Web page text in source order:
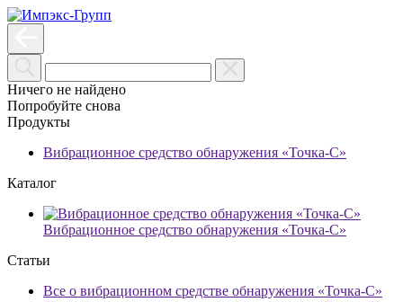
Ничего не найдено
Попробуйте снова
Продукты
Вибрационное средство обнаружения «Точка-С»
Каталог
Вибрационное средство обнаружения «Точка-С»
Статьи
Все о вибрационном средстве обнаружения «Точка-С»